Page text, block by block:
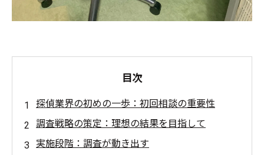
目次
探偵業界の初めの一歩：初回相談の重要性
調査戦略の策定：理想の結果を目指して
実施段階：調査が動き出す